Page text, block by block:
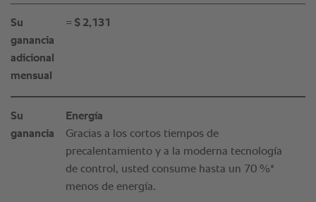
Su
ganancia
adicional
mensual
= $ 2,131
Su
ganancia
Energía
Gracias a los cortos tiempos de
precalentamiento y a la moderna tecnología
de control, usted consume hasta un 70 %*
menos de energía.